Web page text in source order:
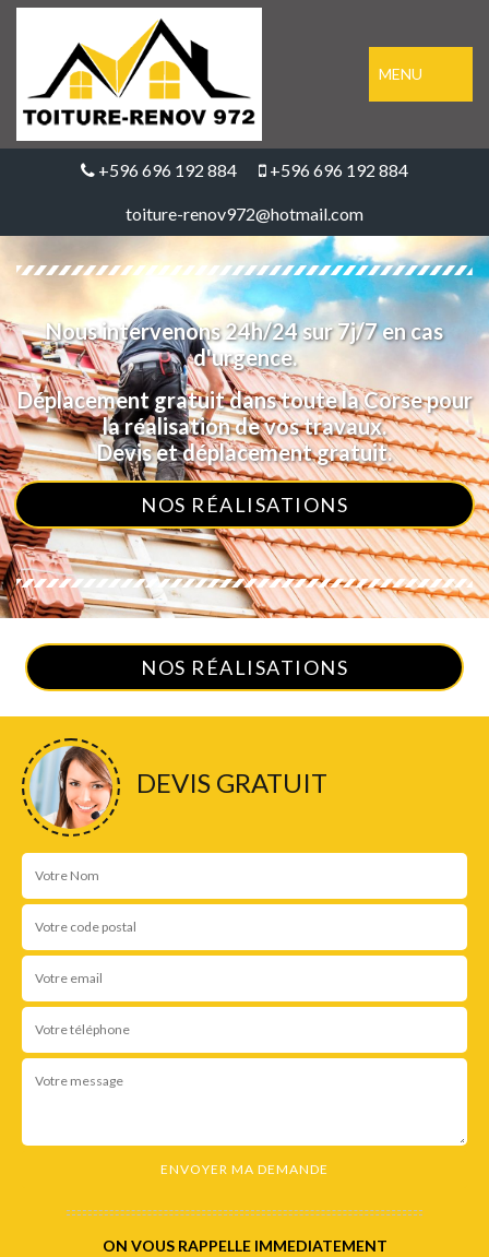
MENU
+596 696 192 884 +596 696 192 884
toiture-renov972@hotmail.com
Nous intervenons 24h/24 sur 7j/7 en cas
d'urgence.
Déplacement gratuit dans toute la Corse pour
la réalisation de vos travaux.
Devis et déplacement gratuit.
NOS RÉALISATIONS
NOS RÉALISATIONS
DEVIS GRATUIT
ON VOUS RAPPELLE IMMEDIATEMENT